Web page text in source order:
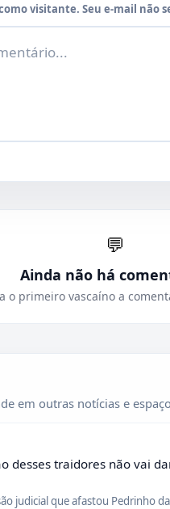
visitante. Seu e-mail não
💬
Ainda não há
o primeiro vascaíno a
em outras notícias e
desses traidores não vai
judicial que afastou Pedrinho